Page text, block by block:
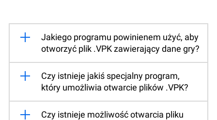
Jakiego programu powinienem użyć, aby
otworzyć plik .VPK zawierający dane gry?
Czy istnieje jakiś specjalny program,
który umożliwia otwarcie plików .VPK?
Czy istnieje możliwość otwarcia pliku